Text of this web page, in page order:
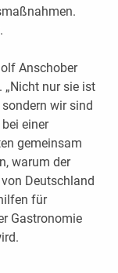
Anschober
„Nicht nur sie ist
wir sind
einer
gemeinsam
warum der
Deutschland
für
Gastronomie